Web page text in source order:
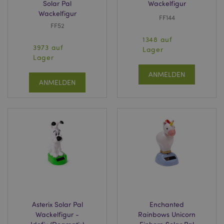
Solar Pal
Wackelfigur
FF52
3973 auf
Lager
ANMELDEN
Wackelfigur
FF144
1348 auf
Lager
ANMELDEN
Asterix Solar Pal
Wackelfigur -
Enchanted
Rainbows Unicorn
CookieScriptConsent
CookieScript
.puckator.de
mage-cache-storage-section-
invalidation
PHPSESSID
PHP.net
.www.puckator.de
Datenschutzbestimmungen von Google